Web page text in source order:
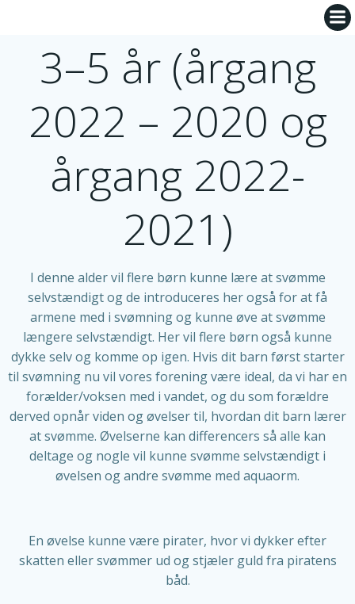
indhold
3–5 år (årgang
2022 – 2020 og
årgang 2022-
2021)
I denne alder vil flere børn kunne lære at svømme
selvstændigt og de introduceres her også for at få
armene med i svømning og kunne øve at svømme
længere selvstændigt. Her vil flere børn også kunne
dykke selv og komme op igen. Hvis dit barn først starter
til svømning nu vil vores forening være ideal, da vi har en
forælder/voksen med i vandet, og du som forældre
derved opnår viden og øvelser til, hvordan dit barn lærer
at svømme. Øvelserne kan differencers så alle kan
deltage og nogle vil kunne svømme selvstændigt i
øvelsen og andre svømme med aquaorm.
En øvelse kunne være pirater, hvor vi dykker efter
skatten eller svømmer ud og stjæler guld fra piratens
båd.